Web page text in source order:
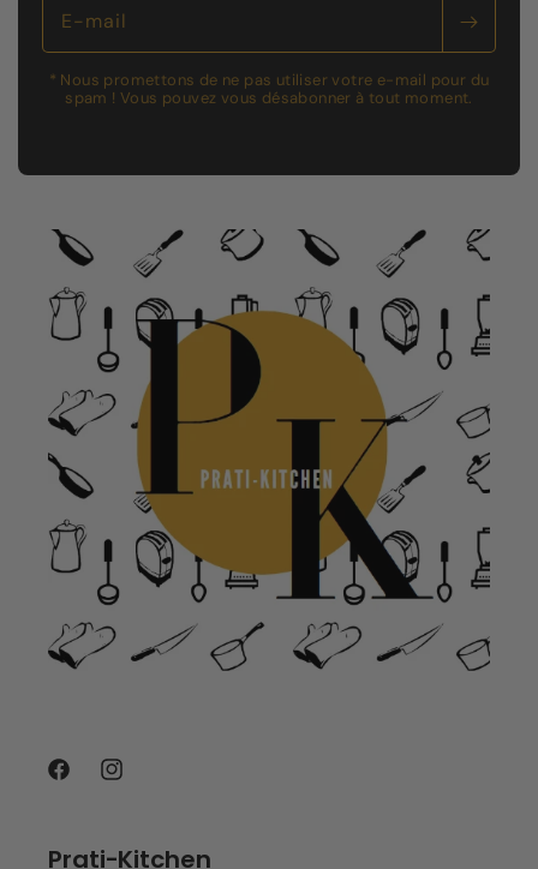
E-mail
* Nous promettons de ne pas utiliser votre e-mail pour du
spam ! Vous pouvez vous désabonner à tout moment.
FacebookInstagram
Prati-Kitchen